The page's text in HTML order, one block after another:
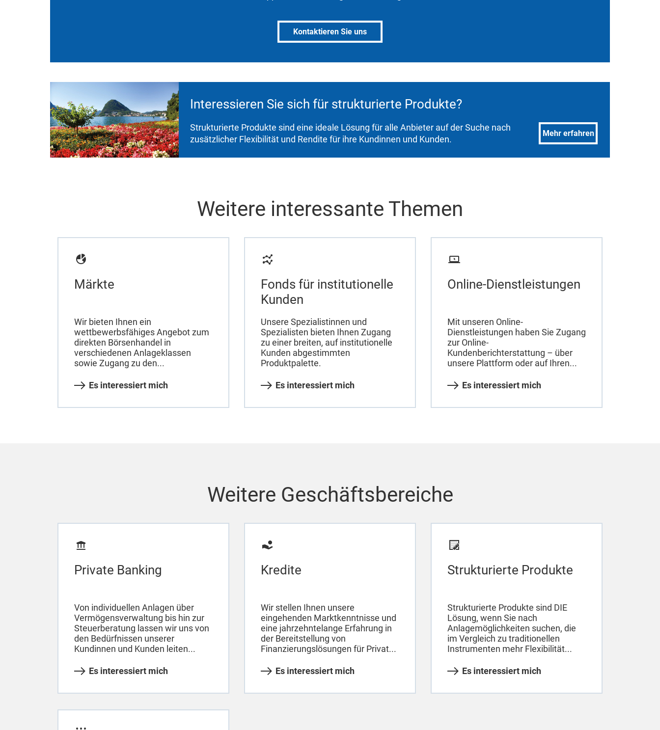
Kontaktieren Sie uns
Interessieren Sie sich für strukturierte Produkte?
Strukturierte Produkte sind eine ideale Lösung für alle Anbieter auf der Suche nach
zusätzlicher Flexibilität und Rendite für ihre Kundinnen und Kunden.
Mehr erfahren
Weitere interessante Themen
Märkte
Wir bieten Ihnen ein
wettbewerbsfähiges Angebot zum
direkten Börsenhandel in
verschiedenen Anlageklassen
sowie Zugang zu den...
Es interessiert mich
Fonds für institutionelle
Kunden
Unsere Spezialistinnen und
Spezialisten bieten Ihnen Zugang
zu einer breiten, auf institutionelle
Kunden abgestimmten
Produktpalette.
Es interessiert mich
Online-Dienstleistungen
Mit unseren Online-
Dienstleistungen haben Sie Zugang
zur Online-
Kundenberichterstattung – über
unsere Plattform oder auf Ihren...
Es interessiert mich
Weitere Geschäftsbereiche
Private Banking
Von individuellen Anlagen über
Vermögensverwaltung bis hin zur
Steuerberatung lassen wir uns von
den Bedürfnissen unserer
Kundinnen und Kunden leiten...
Es interessiert mich
Kredite
Wir stellen Ihnen unsere
eingehenden Marktkenntnisse und
eine jahrzehntelange Erfahrung in
der Bereitstellung von
Finanzierungslösungen für Privat...
Es interessiert mich
Strukturierte Produkte
Strukturierte Produkte sind DIE
Lösung, wenn Sie nach
Anlagemöglichkeiten suchen, die
im Vergleich zu traditionellen
Instrumenten mehr Flexibilität...
Es interessiert mich